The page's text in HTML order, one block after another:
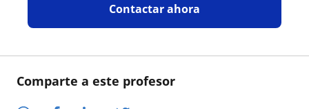
Comparte a este profesor
Contactar ahora